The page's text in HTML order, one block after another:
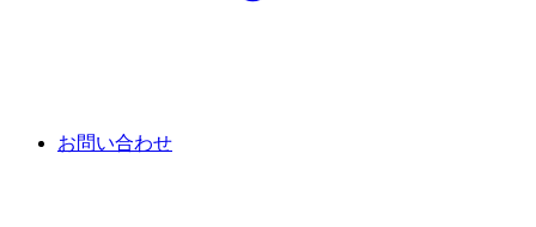
お問い合わせ